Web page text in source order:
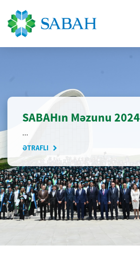
SABAHın Məzunu 2024
...
ƏTRAFLI